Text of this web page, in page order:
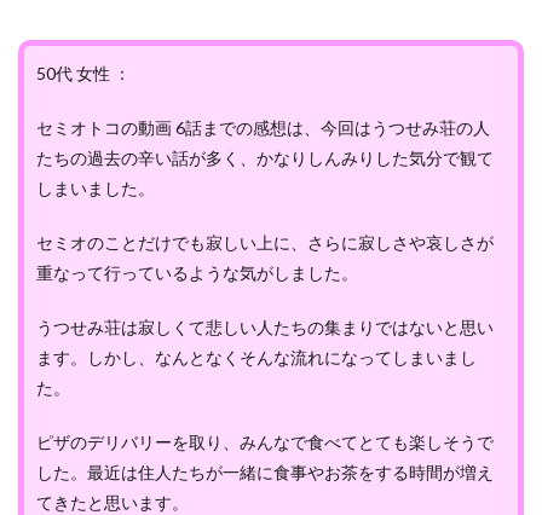
50代 女性 ：
セミオトコの動画 6話までの感想は、今回はうつせみ荘の人
たちの過去の辛い話が多く、かなりしんみりした気分で観て
しまいました。
セミオのことだけでも寂しい上に、さらに寂しさや哀しさが
重なって行っているような気がしました。
うつせみ荘は寂しくて悲しい人たちの集まりではないと思い
ます。しかし、なんとなくそんな流れになってしまいまし
た。
ピザのデリバリーを取り、みんなで食べてとても楽しそうで
した。最近は住人たちが一緒に食事やお茶をする時間が増え
てきたと思います。